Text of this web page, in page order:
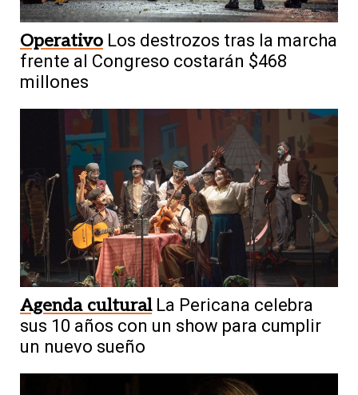
Operativo Los destrozos tras la marcha
frente al Congreso costarán $468
millones
Agenda cultural La Pericana celebra
sus 10 años con un show para cumplir
un nuevo sueño